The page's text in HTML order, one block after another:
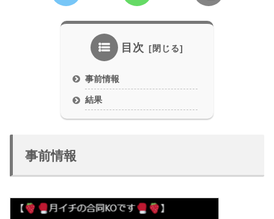
目次
事前情報
結果
事前情報